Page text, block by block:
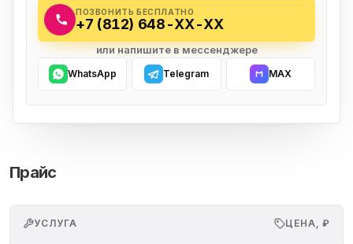
ПОЗВОНИТЬ БЕСПЛАТНО
+7 (812) 648-XX-XX
или напишите в мессенджере
WhatsApp Telegram MAX
Прайс
УСЛУГА ЦЕНА, ₽